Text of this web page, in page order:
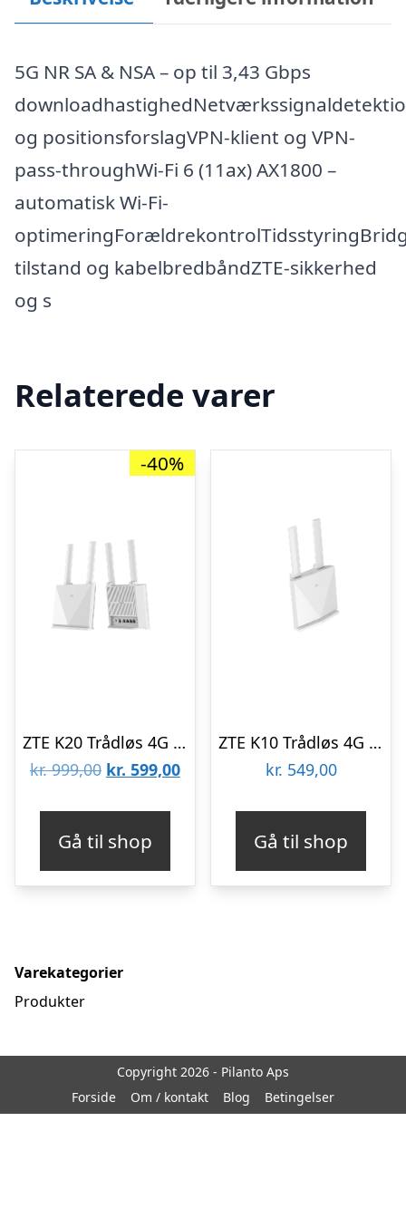
5G NR SA & NSA – op til 3,43 Gbps
og positionsforslagVPN-klient og VPN-
pass-throughWi-Fi 6 (11ax) AX1800 –
automatisk Wi-Fi-
tilstand og kabelbredbåndZTE-sikkerhed
og s
Relaterede varer
-40%
ZTE K20 Trådløs 4G Router – 4G
kr.999,00 Den
var:
kr. 999,00.
kr. 599,00Den
kr. 599,00.
Gå til shop
ZTE K10 Trådløs 4G Router – 4G Wi-Fi 5
kr. 549,00
Gå til shop
Varekategorier
Produkter
Copyright 2026 - Pilanto Aps
Forside
Om / kontakt Blog Betingelser